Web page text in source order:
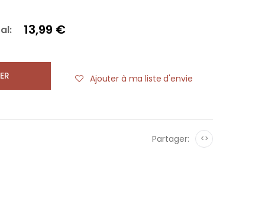
13,99 €
Ajouter à ma liste d'envie
Partager: <>